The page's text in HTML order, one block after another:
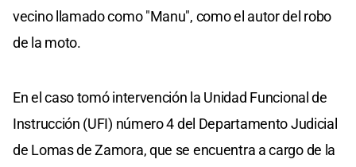
vecino llamado como "Manu", como el autor del robo
de la moto.
En el caso tomó intervención la Unidad Funcional de
Instrucción (UFI) número 4 del Departamento Judicial
de Lomas de Zamora, que se encuentra a cargo de la